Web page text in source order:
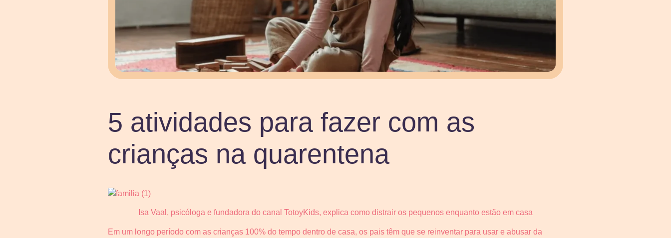
5 atividades para fazer com as
crianças na quarentena
Isa Vaal, psicóloga e fundadora do canal TotoyKids, explica como distrair os pequenos enquanto estão em casa
Em um longo período com as crianças 100% do tempo dentro de casa, os pais têm que se reinventar para usar e abusar da